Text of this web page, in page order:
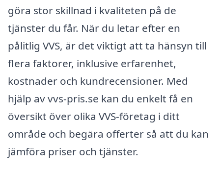
göra stor skillnad i kvaliteten på de
tjänster du får. När du letar efter en
pålitlig VVS, är det viktigt att ta hänsyn till
flera faktorer, inklusive erfarenhet,
kostnader och kundrecensioner. Med
hjälp av vvs-pris.se kan du enkelt få en
översikt över olika VVS-företag i ditt
område och begära offerter så att du kan
jämföra priser och tjänster.